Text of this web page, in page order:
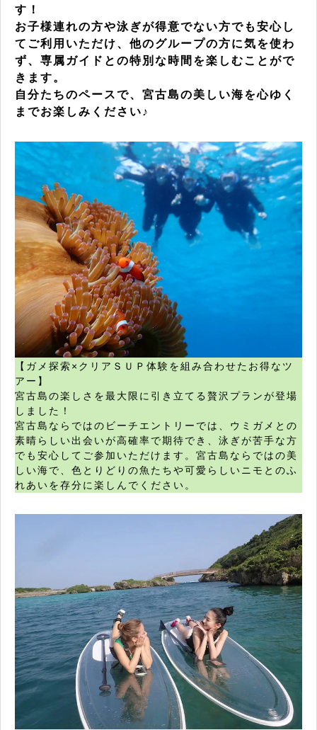
す！
お子様連れの方や泳ぎが得意でない方でも安心し
てご利用いただけ、他のグループの方に気を使わ
ず、専属ガイドとの特別な時間を楽しむことがで
きます。
自分たちのペースで、宮古島の美しい海を心ゆく
までお楽しみください♪
【ガメ探索×クリアＳＵＰ体験を組み合わせたお得なツ
アー】
宮古島の楽しさを最大限に引き立てる贅沢プランが登場
しました！
宮古島ならではのビーチエントリーでは、ウミガメとの
素晴らしい出会いが高確率で期待でき、泳ぎが苦手な方
でも安心してご参加いただけます。宮古島ならではの美
しい海で、色とりどりの魚たちや可愛らしいニモとのふ
れあいを存分に楽しんでください。